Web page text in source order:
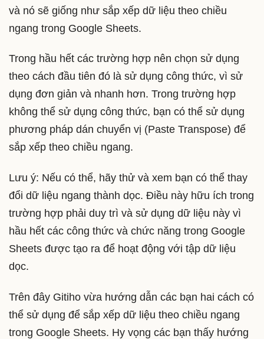
và nó sẽ giống như sắp xếp dữ liệu theo chiều
ngang trong Google Sheets.
Trong hầu hết các trường hợp nên chọn sử dụng
theo cách đầu tiên đó là sử dụng công thức, vì sử
dụng đơn giản và nhanh hơn. Trong trường hợp
không thể sử dụng công thức, bạn có thể sử dụng
phương pháp dán chuyển vị (Paste Transpose) để
sắp xếp theo chiều ngang.
Lưu ý: Nếu có thể, hãy thử và xem bạn có thể thay
đổi dữ liệu ngang thành dọc. Điều này hữu ích trong
trường hợp phải duy trì và sử dụng dữ liệu này vì
hầu hết các công thức và chức năng trong Google
Sheets được tạo ra để hoạt động với tập dữ liệu
dọc.
Trên đây Gitiho vừa hướng dẫn các bạn hai cách có
thể sử dụng để sắp xếp dữ liệu theo chiều ngang
trong Google Sheets. Hy vọng các bạn thấy hướng